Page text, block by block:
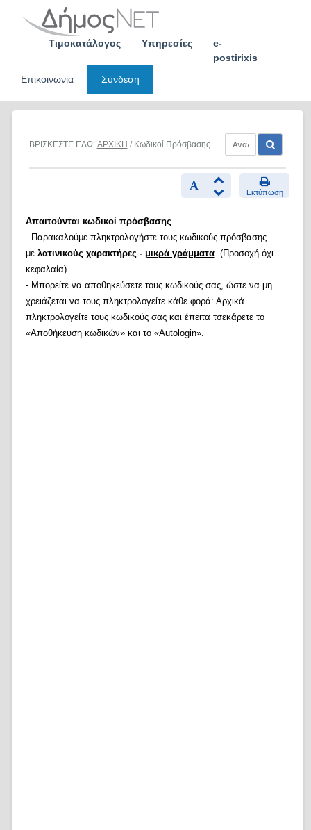
Τιμοκατάλογος Υπηρεσίες
e-
postirixis
Επικοινωνία
Σύνδεση
ΒΡΙΣΚΕΣΤΕ ΕΔΩ: ΑΡΧΙΚΗ / Κωδικοί Πρόσβασης
Εκτύπωση
Απαιτούνται κωδικοί πρόσβασης
- Παρακαλούμε πληκτρολογήστε τους κωδικούς πρόσβασης
με λατινικούς χαρακτήρες - μικρά γράμματα(Προσοχή όχι
κεφαλαία).
- Μπορείτε να αποθηκεύσετε τους κωδικούς σας, ώστε να μη
χρειάζεται να τους πληκτρολογείτε κάθε φορά: Αρχικά
πληκτρολογείτε τους κωδικούς σας και έπειτα τσεκάρετε το
«Αποθήκευση κωδικών» και το «Autologin».